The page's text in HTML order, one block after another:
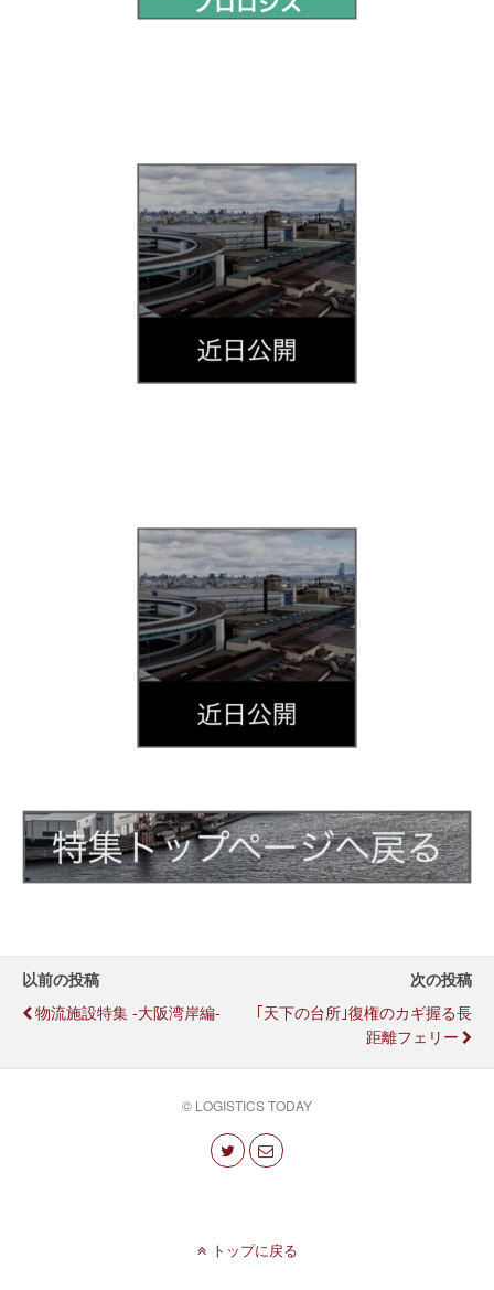
以前の投稿
物流施設特集 -大阪湾岸編-
次の投稿
｢天下の台所｣復権のカギ握る長
距離フェリー
© LOGISTICS TODAY
トップに戻る